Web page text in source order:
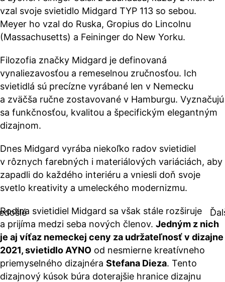
vzal svoje svietidlo Midgard TYP 113 so sebou.
Meyer ho vzal do Ruska, Gropius do Lincolnu
(Massachusetts) a Feininger do New Yorku.
Filozofia značky Midgard je definovaná
vynaliezavosťou a remeselnou zručnosťou. Ich
svietidlá sú precízne vyrábané len v Nemecku
a zväčša ručne zostavované v Hamburgu. Vyznačujú
sa funkčnosťou, kvalitou a špecifickým elegantným
dizajnom.
Dnes Midgard vyrába niekoľko radov svietidiel
v rôznych farebných i materiálových variáciách, aby
zapadli do každého interiéru a vniesli doň svoje
svetlo kreativity a umeleckého modernizmu.
Rodina svietidiel Midgard sa však stále rozširuje
a prijíma medzi seba nových členov. Jedným z nich
je aj víťaz nemeckej ceny za udržateľnosť v dizajne
2021, svietidlo AYNO od nesmierne kreatívneho
priemyselného dizajnéra Stefana Dieza. Tento
dizajnový kúsok búra doterajšie hranice dizajnu